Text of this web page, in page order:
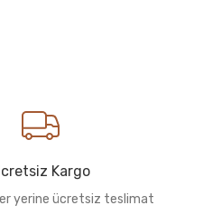
Kargo
yerine ücretsiz teslimat